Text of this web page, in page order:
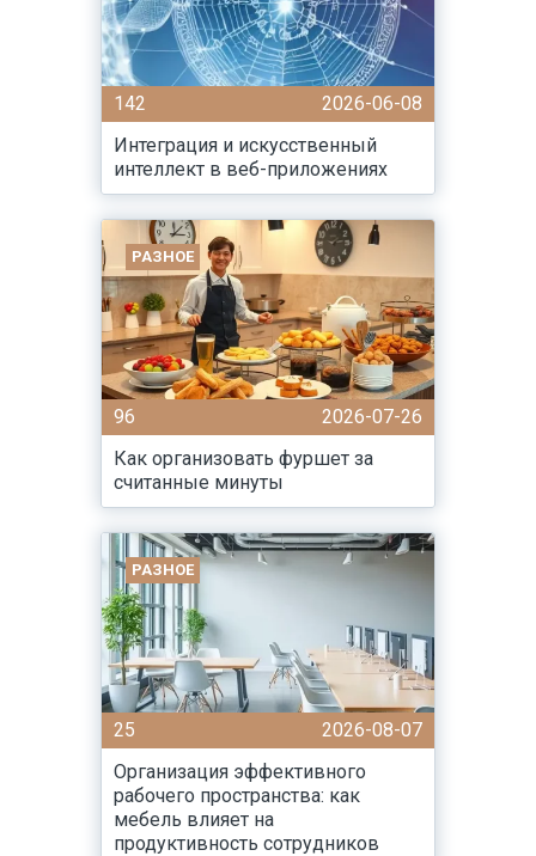
142
2026-06-08
Интеграция и искусственный
интеллект в веб-приложениях
РАЗНОЕ
96
2026-07-26
Как организовать фуршет за
считанные минуты
РАЗНОЕ
25
2026-08-07
Организация эффективного
рабочего пространства: как
мебель влияет на
продуктивность сотрудников